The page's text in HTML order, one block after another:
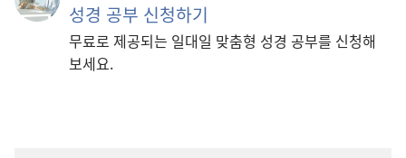
성경 공부 신청하기
무료로 제공되는 일대일 맞춤형 성경 공부를 신청해
보세요.